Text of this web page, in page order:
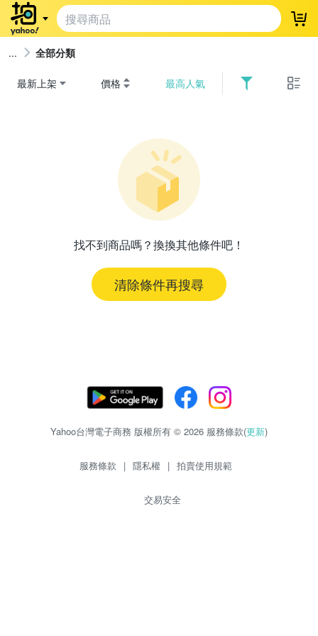
登
全部分類
最新上架 價格 最高人氣
找不到商品嗎？換換其他條件吧！
清除條件再搜尋
Yahoo台灣電子商務 版權所有 © 2026 服務條款(更新)
服務條款 | 隱私權 | 拍賣使用規範
交易安全